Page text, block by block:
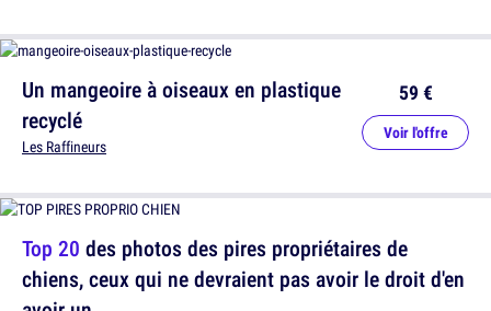
Un mangeoire à oiseaux en plastique
recyclé
Les Raffineurs
59 €
Voir l'offre
Top 20 des photos des pires propriétaires de
chiens, ceux qui ne devraient pas avoir le droit d'en